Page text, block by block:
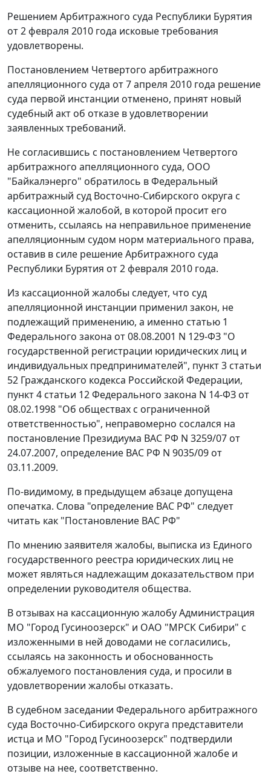
Решением Арбитражного суда Республики Бурятия
от 2 февраля 2010 года исковые требования
удовлетворены.
Постановлением Четвертого арбитражного
апелляционного суда от 7 апреля 2010 года решение
суда первой инстанции отменено, принят новый
судебный акт об отказе в удовлетворении
заявленных требований.
Не согласившись с постановлением Четвертого
арбитражного апелляционного суда, ООО
"Байкалэнерго" обратилось в Федеральный
арбитражный суд Восточно-Сибирского округа с
кассационной жалобой, в которой просит его
отменить, ссылаясь на неправильное применение
апелляционным судом норм материального права,
оставив в силе решение Арбитражного суда
Республики Бурятия от 2 февраля 2010 года.
Из кассационной жалобы следует, что суд
апелляционной инстанции применил закон, не
подлежащий применению, а именно статью 1
Федерального закона от 08.08.2001 N 129-ФЗ "О
государственной регистрации юридических лиц и
индивидуальных предпринимателей", пункт 3 статьи
52 Гражданского кодекса Российской Федерации,
пункт 4 статьи 12 Федерального закона N 14-ФЗ от
08.02.1998 "Об обществах с ограниченной
ответственностью", неправомерно сослался на
постановление Президиума ВАС РФ N 3259/07 от
24.07.2007, определение ВАС РФ N 9035/09 от
03.11.2009.
По-видимому, в предыдущем абзаце допущена
опечатка. Слова "определение ВАС РФ" следует
читать как "Постановление ВАС РФ"
По мнению заявителя жалобы, выписка из Единого
государственного реестра юридических лиц не
может являться надлежащим доказательством при
определении руководителя общества.
В отзывах на кассационную жалобу Администрация
МО "Город Гусиноозерск" и ОАО "МРСК Сибири" с
изложенными в ней доводами не согласились,
ссылаясь на законность и обоснованность
обжалуемого постановления суда, и просили в
удовлетворении жалобы отказать.
В судебном заседании Федерального арбитражного
суда Восточно-Сибирского округа представители
истца и МО "Город Гусиноозерск" подтвердили
позиции, изложенные в кассационной жалобе и
отзыве на нее, соответственно.